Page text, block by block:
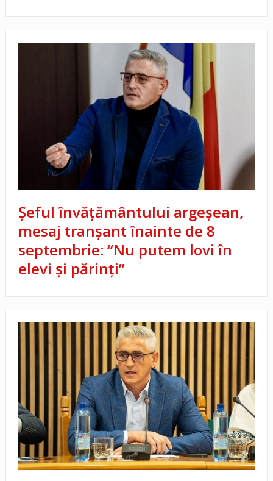
Șeful învățământului argeșean,
mesaj tranșant înainte de 8
septembrie: “Nu putem lovi în
elevi și părinți”